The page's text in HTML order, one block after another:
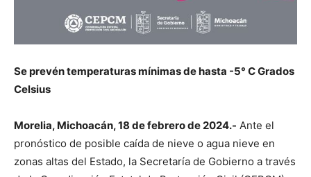
Se prevén temperaturas mínimas de hasta -5° C Grados
Celsius
Morelia, Michoacán, 18 de febrero de 2024.- Ante el
pronóstico de posible caída de nieve o agua nieve en
zonas altas del Estado, la Secretaría de Gobierno a través